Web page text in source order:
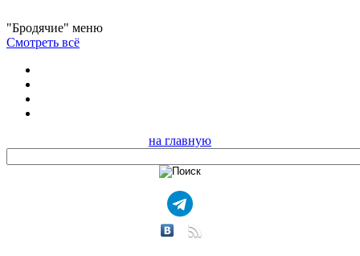
"Бродячие" меню
Смотреть всё
на главную